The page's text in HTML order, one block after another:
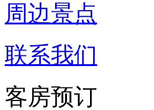
周边景点
联系我们
客房预订